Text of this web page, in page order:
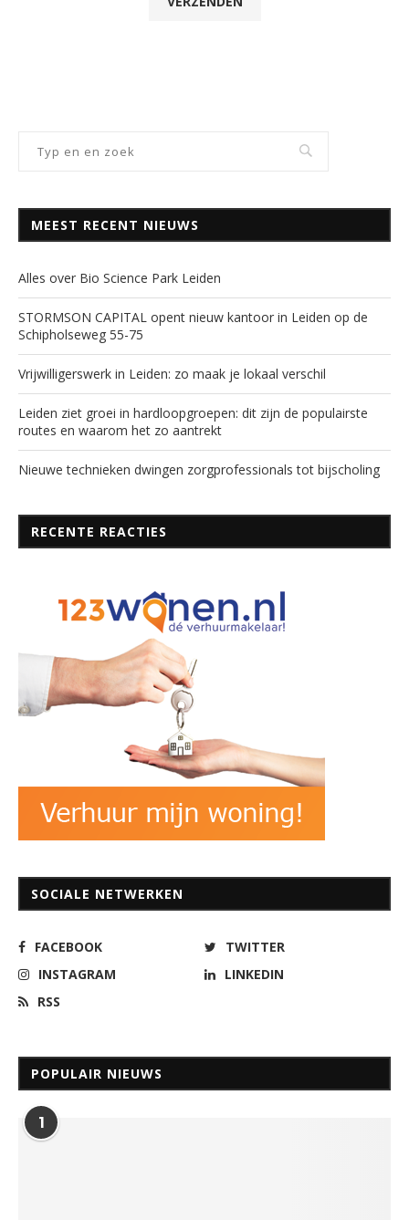
MEEST RECENT NIEUWS
Alles over Bio Science Park Leiden
STORMSON CAPITAL opent nieuw kantoor in Leiden op de
Schipholseweg 55-75
Vrijwilligerswerk in Leiden: zo maak je lokaal verschil
Leiden ziet groei in hardloopgroepen: dit zijn de populairste
routes en waarom het zo aantrekt
Nieuwe technieken dwingen zorgprofessionals tot bijscholing
RECENTE REACTIES
SOCIALE NETWERKEN
FACEBOOK
TWITTER
INSTAGRAM
LINKEDIN
RSS
POPULAIR NIEUWS
1